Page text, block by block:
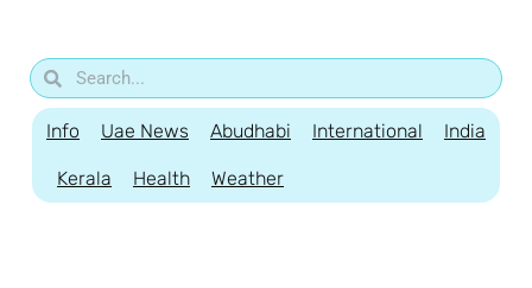
Info Uae News Abudhabi International India
Kerala Health Weather